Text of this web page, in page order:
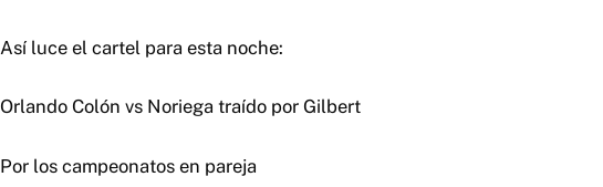
Así luce el cartel para esta noche:
Orlando Colón vs Noriega traído por Gilbert
Por los campeonatos en pareja